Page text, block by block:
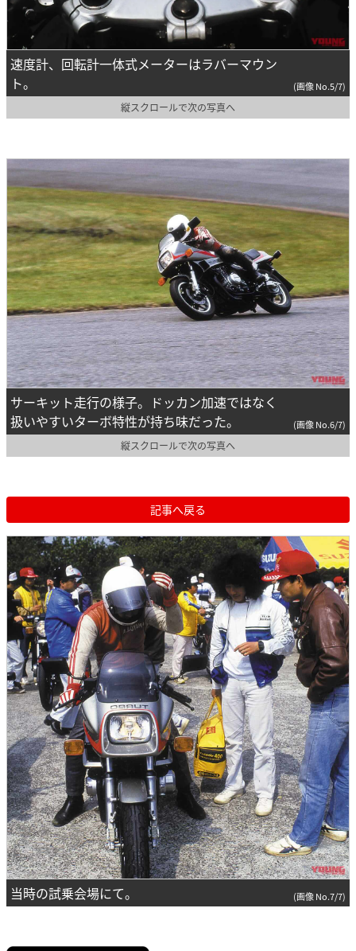
速度計、回転計一体式メーターはラバーマウン
ト。
(画像 No.5/7)
縦スクロールで次の写真へ
サーキット走行の様子。ドッカン加速ではなく
扱いやすいターボ特性が持ち味だった。
(画像 No.6/7)
縦スクロールで次の写真へ
記事へ戻る
当時の試乗会場にて。 (画像 No.7/7)